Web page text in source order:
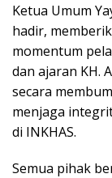
Ketua Umum
hadir,
momentum
dan ajaran KH.
secara
menjaga
di INKHAS.
Semua pihak